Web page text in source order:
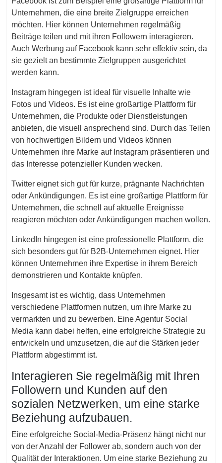
Unternehmen, die eine breite Zielgruppe erreichen
möchten. Hier können Unternehmen regelmäßig
Beiträge teilen und mit ihren Followern interagieren.
Auch Werbung auf Facebook kann sehr effektiv sein, da
sie gezielt an bestimmte Zielgruppen ausgerichtet
werden kann.
Instagram hingegen ist ideal für visuelle Inhalte wie
Fotos und Videos. Es ist eine großartige Plattform für
Unternehmen, die Produkte oder Dienstleistungen
anbieten, die visuell ansprechend sind. Durch das Teilen
von hochwertigen Bildern und Videos können
Unternehmen ihre Marke auf Instagram präsentieren und
das Interesse potenzieller Kunden wecken.
Twitter eignet sich gut für kurze, prägnante Nachrichten
oder Ankündigungen. Es ist eine großartige Plattform für
Unternehmen, die schnell auf aktuelle Ereignisse
reagieren möchten oder Ankündigungen machen wollen.
LinkedIn hingegen ist eine professionelle Plattform, die
sich besonders gut für B2B-Unternehmen eignet. Hier
können Unternehmen ihre Expertise in ihrem Bereich
demonstrieren und Kontakte knüpfen.
Insgesamt ist es wichtig, dass Unternehmen
verschiedene Plattformen nutzen, um ihre Marke zu
vermarkten und zu bewerben. Eine Agentur Social
Media kann dabei helfen, eine erfolgreiche Strategie zu
entwickeln und umzusetzen, die auf die Stärken jeder
Plattform abgestimmt ist.
Interagieren Sie regelmäßig mit Ihren
Followern und Kunden auf den
sozialen Netzwerken, um eine starke
Beziehung aufzubauen.
Eine erfolgreiche Social-Media-Präsenz hängt nicht nur
von der Anzahl der Follower ab, sondern auch von der
Qualität der Interaktionen. Um eine starke Beziehung zu